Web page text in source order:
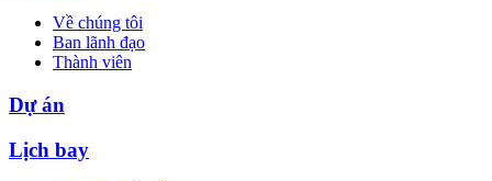
Về chúng tôi
Ban lãnh đạo
Thành viên
Dự án
Lịch bay